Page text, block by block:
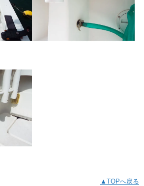
▲TOPへ戻る